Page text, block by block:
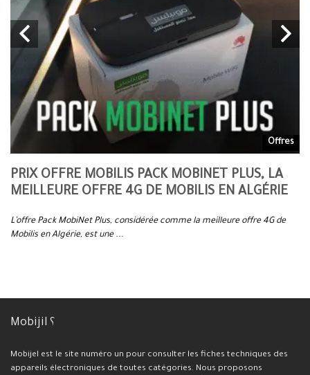
Offres
PRIX OFFRE MOBILIS PACK MOBINET PLUS, LA
MEILLEURE OFFRE 4G DE MOBILIS EN ALGÉRIE
L’offre Pack MobiNet Plus, considérée comme la meilleure offre 4G de
Mobilis en Algérie, est une ...
Mobijil ؟
Mobijel est le site numéro un pour consulter les fiches techniques des
appareils électroniques de toutes catégories. Nous proposons